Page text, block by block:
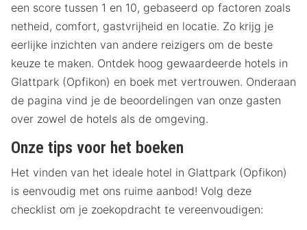
een score tussen 1 en 10, gebaseerd op factoren zoals
netheid, comfort, gastvrijheid en locatie. Zo krijg je
eerlijke inzichten van andere reizigers om de beste
keuze te maken. Ontdek hoog gewaardeerde hotels in
Glattpark (Opfikon) en boek met vertrouwen. Onderaan
de pagina vind je de beoordelingen van onze gasten
over zowel de hotels als de omgeving.
Onze tips voor het boeken
Het vinden van het ideale hotel in Glattpark (Opfikon)
is eenvoudig met ons ruime aanbod! Volg deze
checklist om je zoekopdracht te vereenvoudigen: